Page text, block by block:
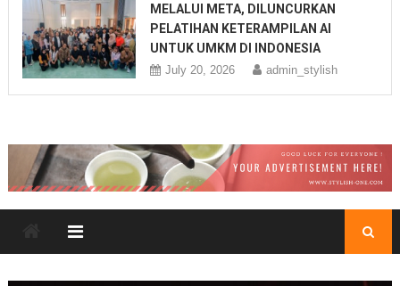
MELALUI META, DILUNCURKAN
PELATIHAN KETERAMPILAN AI
UNTUK UMKM DI INDONESIA
July 20, 2026 admin_stylish